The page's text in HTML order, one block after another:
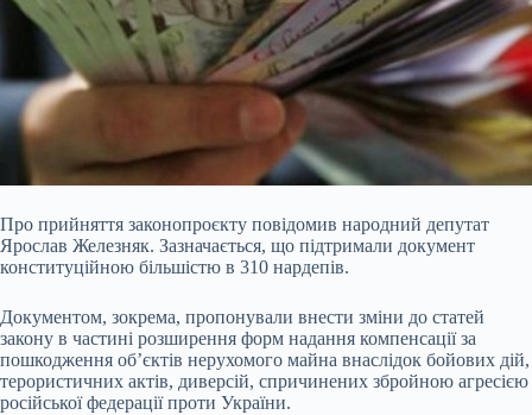
Про прийняття законопроєкту повідомив народний депутат
Ярослав Железняк. Зазначається, що підтримали документ
конституційною більшістю в 310 нардепів.
Документом, зокрема, пропонували внести зміни до статей
закону в частині розширення форм надання компенсації за
пошкодження об’єктів нерухомого майна внаслідок бойових дій,
терористичних актів, диверсій, спричинених збройною агресією
російської федерації проти України.